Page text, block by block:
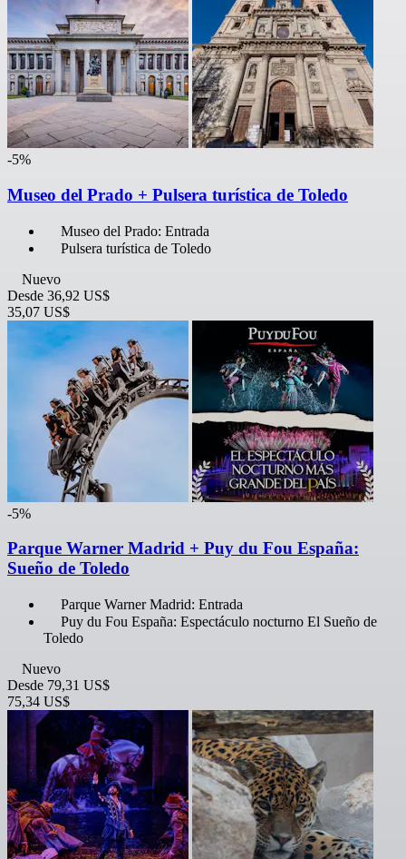
-5%
Museo del Prado + Pulsera turística de Toledo
Museo del Prado: Entrada
Pulsera turística de Toledo
Nuevo
Desde 36,92 US$
35,07 US$
-5%
Parque Warner Madrid + Puy du Fou España:
Sueño de Toledo
Parque Warner Madrid: Entrada
Puy du Fou España: Espectáculo nocturno El Sueño de
Toledo
Nuevo
Desde 79,31 US$
75,34 US$